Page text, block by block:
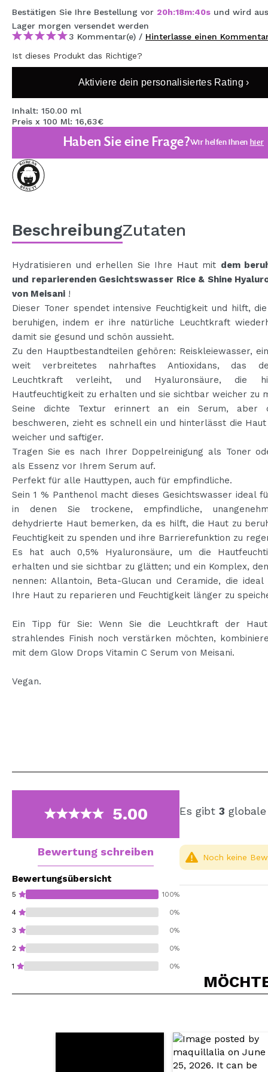
MAQUIFARMA
KOREA ZONE
TRAVEL SIZE
SPECIALS
OUTLET
SIE SIND ZURÜCKGEKEHRT!
BALD VERFÜGBAR
Bestätigen Sie Ihre Bestellung vor 20h:18m:39sund wird aus
Lager morgen versendet werden
3 Kommentar(e) / Hinterlasse einen
Ist dieses Produkt das Richtige?
Aktiviere dein personalisiertes Rating ›
Inhalt: 150.00 ml
Preis x 100 Ml: 16,63€
Haben Sie eine Frage?Wir helfen Ihnen hier
BeschreibungZutaten
Hydratisieren und erhellen Sie Ihre Haut mit dem
und reparierenden Gesichtswasser Rice & Shine
von Meisani !
Dieser Toner spendet intensive Feuchtigkeit und hilft,
beruhigen, indem er ihre natürliche Leuchtkraft
damit sie gesund und schön aussieht.
Zu den Hauptbestandteilen gehören: Reiskleiewasser,
weit verbreitetes nahrhaftes Antioxidans, das
Leuchtkraft verleiht, und Hyaluronsäure, die
Hautfeuchtigkeit zu erhalten und sie sichtbar weicher zu
Seine dichte Textur erinnert an ein Serum, aber
beschweren, zieht es schnell ein und hinterlässt die
weicher und saftiger.
Tragen Sie es nach Ihrer Doppelreinigung als Toner
als Essenz vor Ihrem Serum auf.
Perfekt für alle Hauttypen, auch für empfindliche.
Sein 1 % Panthenol macht dieses Gesichtswasser ideal
in denen Sie trockene, empfindliche,
dehydrierte Haut bemerken, da es hilft, die Haut zu
Feuchtigkeit zu spenden und ihre Barrierefunktion zu
Es hat auch 0,5% Hyaluronsäure, um die
erhalten und sie sichtbar zu glätten; und ein Komplex,
nennen: Allantoin, Beta-Glucan und Ceramide, die ideal
Ihre Haut zu reparieren und Feuchtigkeit länger zu
Ein Tipp für Sie: Wenn Sie die Leuchtkraft der
strahlendes Finish noch verstärken möchten,
mit dem Glow Drops Vitamin C Serum von Meisani.
Vegan.
5.00
Bewertung schreiben
Bewertungsübersicht
5 100%
4 0%
3 0%
2 0%
1 0%
Es gibt 3
Würden Sie diesen
Noch keine